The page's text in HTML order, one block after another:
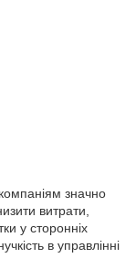
значно
витрати,
у сторонніх
в управлінні